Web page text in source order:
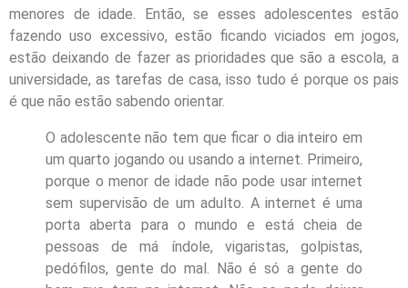
menores de idade. Então, se esses adolescentes estão
fazendo uso excessivo, estão ficando viciados em jogos,
estão deixando de fazer as prioridades que são a escola, a
universidade, as tarefas de casa, isso tudo é porque os pais
é que não estão sabendo orientar.
O adolescente não tem que ficar o dia inteiro em
um quarto jogando ou usando a internet. Primeiro,
porque o menor de idade não pode usar internet
sem supervisão de um adulto. A internet é uma
porta aberta para o mundo e está cheia de
pessoas de má índole, vigaristas, golpistas,
pedófilos, gente do mal. Não é só a gente do